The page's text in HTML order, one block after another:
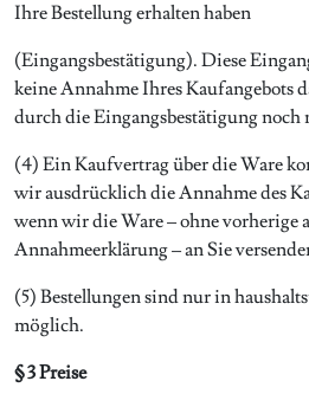
Ihre Bestellung erhalten haben
(Eingangsbestätigung). Diese
keine Annahme Ihres Kaufangebots
durch die Eingangsbestätigung noch
(4) Ein Kaufvertrag über die Ware
wir ausdrücklich die Annahme des
wenn wir die Ware – ohne vorherige
Annahmeerklärung – an Sie
(5) Bestellungen sind nur in
möglich.
§ 3 Preise